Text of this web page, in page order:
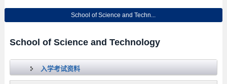
School of Science and Techn...
School of Science and Technology
入学考试资料